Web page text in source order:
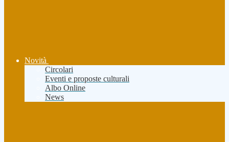
Novità
Circolari
Eventi e proposte culturali
Albo Online
News